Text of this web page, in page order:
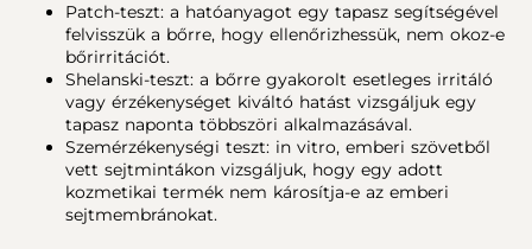
Patch-teszt: a hatóanyagot egy tapasz segítségével
felvisszük a bőrre, hogy ellenőrizhessük, nem okoz-e
bőrirritációt.
Shelanski-teszt: a bőrre gyakorolt esetleges irritáló
vagy érzékenységet kiváltó hatást vizsgáljuk egy
tapasz naponta többszöri alkalmazásával.
Szemérzékenységi teszt: in vitro, emberi szövetből
vett sejtmintákon vizsgáljuk, hogy egy adott
kozmetikai termék nem károsítja-e az emberi
sejtmembránokat.